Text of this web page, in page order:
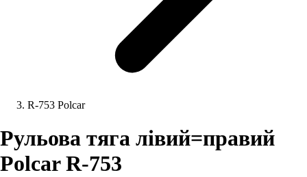
R-753 Polcar
Рульова тяга лівий=правий
Polcar R-753